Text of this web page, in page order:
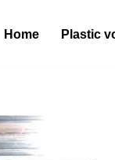
Home Plastic